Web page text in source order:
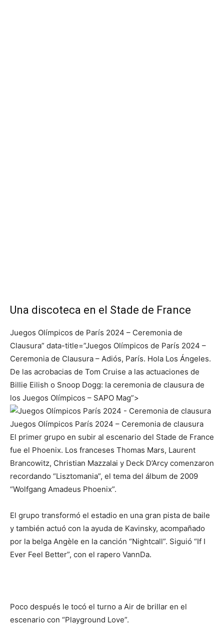
Una discoteca en el Stade de France
Juegos Olímpicos de París 2024 – Ceremonia de
Clausura” data-title=”Juegos Olímpicos de París 2024 –
Ceremonia de Clausura – Adiós, París. Hola Los Ángeles.
De las acrobacias de Tom Cruise a las actuaciones de
Billie Eilish o Snoop Dogg: la ceremonia de clausura de
los Juegos Olímpicos – SAPO Mag”>
Juegos Olímpicos París 2024 – Ceremonia de clausura
El primer grupo en subir al escenario del Stade de France
fue el Phoenix. Los franceses Thomas Mars, Laurent
Brancowitz, Christian Mazzalai y Deck D’Arcy comenzaron
recordando “Lisztomania”, el tema del álbum de 2009
“Wolfgang Amadeus Phoenix”.
El grupo transformó el estadio en una gran pista de baile
y también actuó con la ayuda de Kavinsky, acompañado
por la belga Angèle en la canción “Nightcall”. Siguió “If I
Ever Feel Better”, con el rapero VannDa.
Poco después le tocó el turno a Air de brillar en el
escenario con “Playground Love”.